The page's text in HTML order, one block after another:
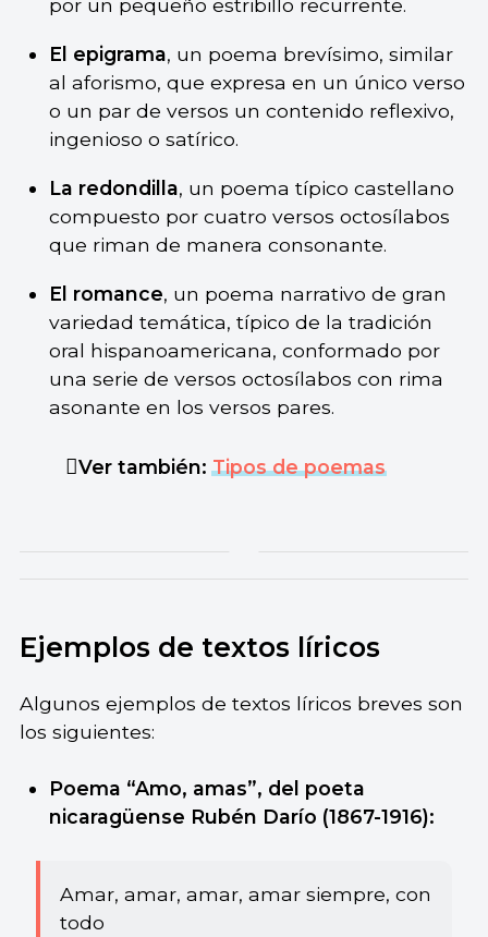
por un pequeño estribillo recurrente.
El epigrama, un poema brevísimo, similar
al aforismo, que expresa en un único verso
o un par de versos un contenido reflexivo,
ingenioso o satírico.
La redondilla, un poema típico castellano
compuesto por cuatro versos octosílabos
que riman de manera consonante.
El romance, un poema narrativo de gran
variedad temática, típico de la tradición
oral hispanoamericana, conformado por
una serie de versos octosílabos con rima
asonante en los versos pares.
Ver también:Tipos de poemas
Ejemplos de textos líricos
Algunos ejemplos de textos líricos breves son
los siguientes:
Poema “Amo, amas”, del poeta
nicaragüense Rubén Darío (1867-1916):
Amar, amar, amar, amar siempre, con
todo